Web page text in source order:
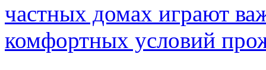
частных домах играют
комфортных условий